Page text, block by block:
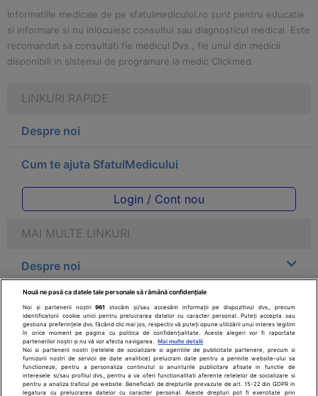
Informatiile medicale de pe sfatulmedicului.ro sunt pentru educatie
si informare si nu inlocuiesc consultul sau diagnosticul medical. Este
recomandat sa consultati fie medicul Dvs., fie unul din medicii
disponibili in sistemul de programare la medic Clickmed.
LINKURI RAPIDE
Despre noi
Cum te ajuta SfatulMedicului
Login / Cont nou
MAI MULTE LINKURI
Despre noi
Legal
Drepturile consumatorului
Parteneri
Nouă ne pasă ca datele tale personale să rămână confidențiale
Noi și partenerii noștri961
stocăm și/sau accesăm informații pe dispozitivul dvs., precum
identificatorii cookie unici pentru prelucrarea datelor cu caracter personal. Puteți accepta sau
gestiona preferințele dvs. făcând clic mai jos, respectiv vă puteți opune utilizării unui interes legitim
în orice moment pe pagina cu politica de confidențialitate. Aceste alegeri vor fi raportate
partenerilor noștri și nu vă vor afecta navigarea.
Mai multe detalii
Noi si partenerii nostri (retelele de socializare si agentiile de publicitate partenere, precum si
furnizorii nostri de servicii de date analitice) prelucram date pentru a permite website-ului sa
functioneze, pentru a personaliza continutul si anunturile publicitare afisate in functie de
interesele si/sau profilul dvs., pentru a va oferi functionalitati aferente retelelor de socializare si
pentru a analiza traficul pe website. Beneficiati de drepturile prevazute de art. 15-22 din GDPR in
legatura cu prelucrarea datelor cu caracter personal. Aceste drepturi pot fi exercitate prin